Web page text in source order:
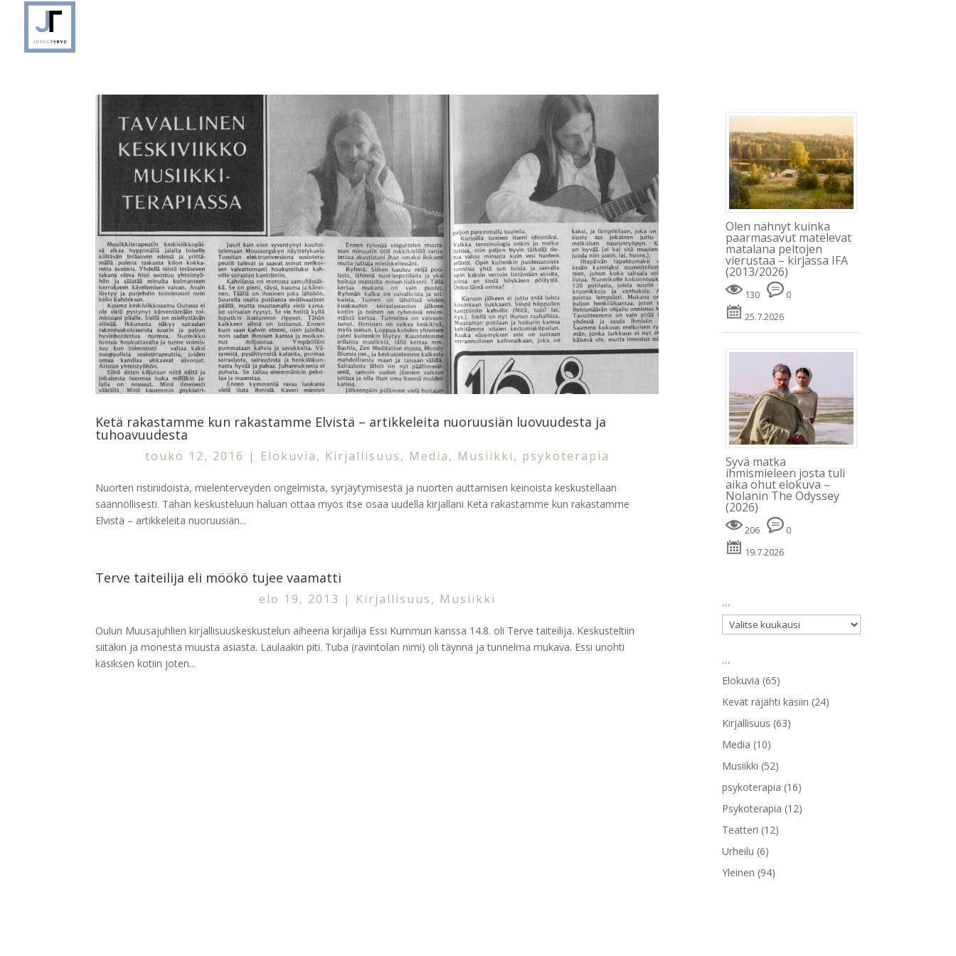
Ketä rakastamme kun rakastamme Elvistä – artikkeleita nuoruusiän luovuudesta ja
tuhoavuudesta
touko 12, 2016 | Elokuvia, Kirjallisuus, Media, Musiikki, psykoterapia
Nuorten ristiriidoista, mielenterveyden ongelmista, syrjäytymisestä ja nuorten auttamisen keinoista keskustellaan
säännöllisesti. Tähän keskusteluun haluan ottaa myös itse osaa uudella kirjallani Ketä rakastamme kun rakastamme
Elvistä – artikkeleita nuoruusiän...
Terve taiteilija eli möökö tujee vaamatti
elo 19, 2013 | Kirjallisuus, Musiikki
Oulun Muusajuhlien kirjallisuuskeskustelun aiheena kirjailija Essi Kummun kanssa 14.8. oli Terve taiteilija. Keskusteltiin
siitäkin ja monesta muusta asiasta. Laulaakin piti. Tuba (ravintolan nimi) oli täynnä ja tunnelma mukava. Essi unohti
käsiksen kotiin joten...
Olen nähnyt kuinka
paarmasavut matelevat
matalana peltojen
vierustaa – kirjassa IFA
(2013/2026)
130
0
25.7.2026
Syvä matka
ihmismieleen josta tuli
aika ohut elokuva –
Nolanin The Odyssey
(2026)
206
0
19.7.2026
…
…
…
Elokuvia (65)
Kevät räjähti käsiin (24)
Kirjallisuus (63)
Media (10)
Musiikki (52)
psykoterapia (16)
Psykoterapia (12)
Teatteri (12)
Urheilu (6)
Yleinen (94)